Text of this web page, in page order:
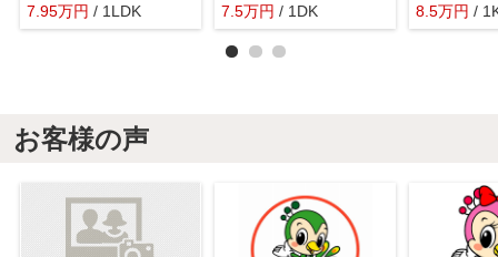
7.95万円 / 1LDK
7.5万円 / 1DK
8.5万円 /
お客様の声